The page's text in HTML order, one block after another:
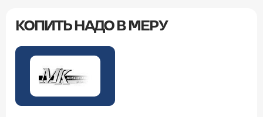
КОПИТЬ НАДО В МЕРУ